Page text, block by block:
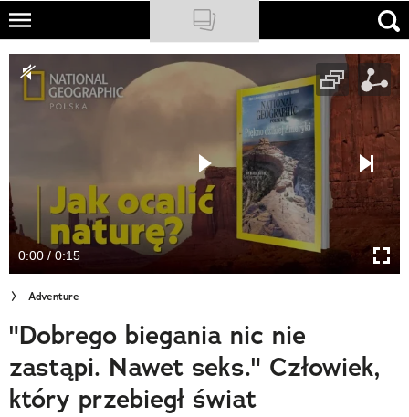
Skip
main
content
NATIONAL GEOGRAPHIC
TRAVELER
Newsletter
Cuda Polski
Wielki Konkurs Fotograficzny
Trendbook Podróżniczy
Polecane
0:00 / 0:15
Adventure
"Dobrego biegania nic nie
zastąpi. Nawet seks." Człowiek,
który przebiegł świat